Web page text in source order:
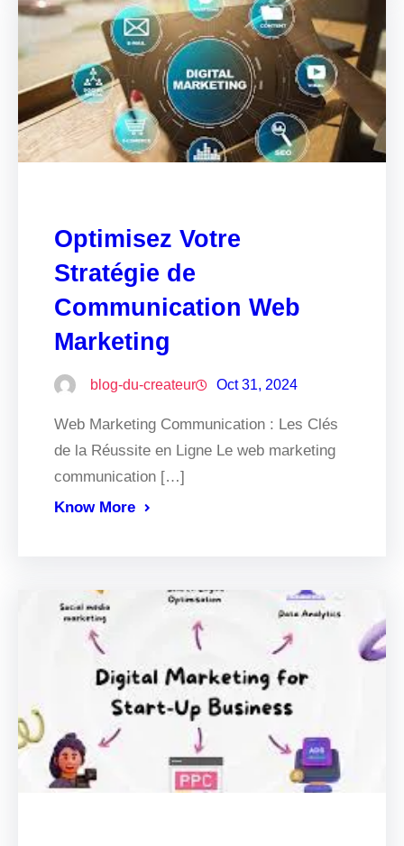
Optimisez Votre
Stratégie de
Communication Web
Marketing
blog-du-createur Oct 31, 2024
Web Marketing Communication : Les Clés
de la Réussite en Ligne Le web marketing
communication […]
Know More